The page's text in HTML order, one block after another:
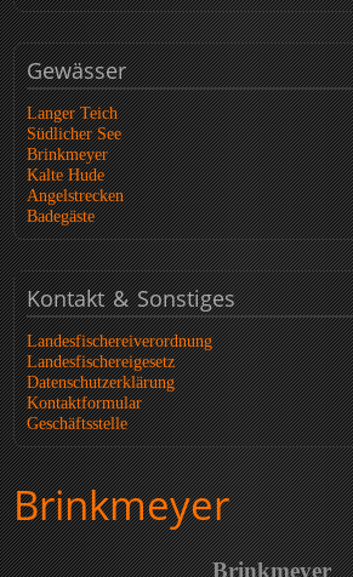
Gewässer
Langer Teich
Südlicher See
Brinkmeyer
Kalte Hude
Angelstrecken
Badegäste
Kontakt& Sonstiges
Landesfischereiverordnung
Landesfischereigesetz
Datenschutzerklärung
Kontaktformular
Geschäftsstelle
Brinkmeyer
Brinkmeyer